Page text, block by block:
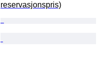
reservasjonspris)